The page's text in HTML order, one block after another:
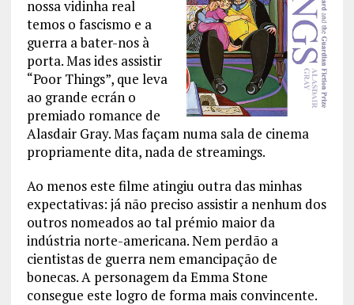
nossa vidinha real
temos o fascismo e a
guerra a bater-nos à
porta. Mas ides assistir
“Poor Things”, que leva
ao grande ecrán o
premiado romance de
Alasdair Gray. Mas façam numa sala de cinema
propriamente dita, nada de streamings.
Ao menos este filme atingiu outra das minhas
expectativas: já não preciso assistir a nenhum dos
outros nomeados ao tal prémio maior da
indústria norte-americana. Nem perdão a
cientistas de guerra nem emancipação de
bonecas. A personagem da Emma Stone
consegue este logro de forma mais convincente.